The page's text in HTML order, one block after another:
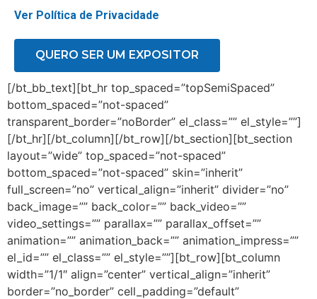
Ver Política de Privacidade
QUERO SER UM EXPOSITOR
[/bt_bb_text][bt_hr top_spaced=”topSemiSpaced”
bottom_spaced=”not-spaced”
transparent_border=”noBorder” el_class=”” el_style=””]
[/bt_hr][/bt_column][/bt_row][/bt_section][bt_section
layout=”wide” top_spaced=”not-spaced”
bottom_spaced=”not-spaced” skin=”inherit”
full_screen=”no” vertical_align=”inherit” divider=”no”
back_image=”” back_color=”” back_video=””
video_settings=”” parallax=”” parallax_offset=””
animation=”” animation_back=”” animation_impress=””
el_id=”” el_class=”” el_style=””][bt_row][bt_column
width=”1/1″ align=”center” vertical_align=”inherit”
border=”no_border” cell_padding=”default”